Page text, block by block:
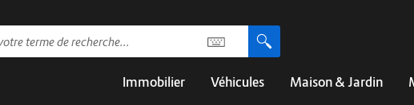
Immobilier Véhicules Maison & Jardin